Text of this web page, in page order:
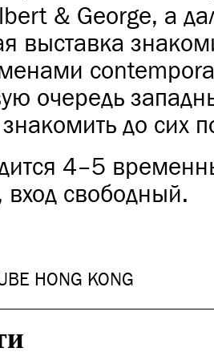
& George, а
выставка
очередь
до сих
4–5
вход свободный.
HONG KONG